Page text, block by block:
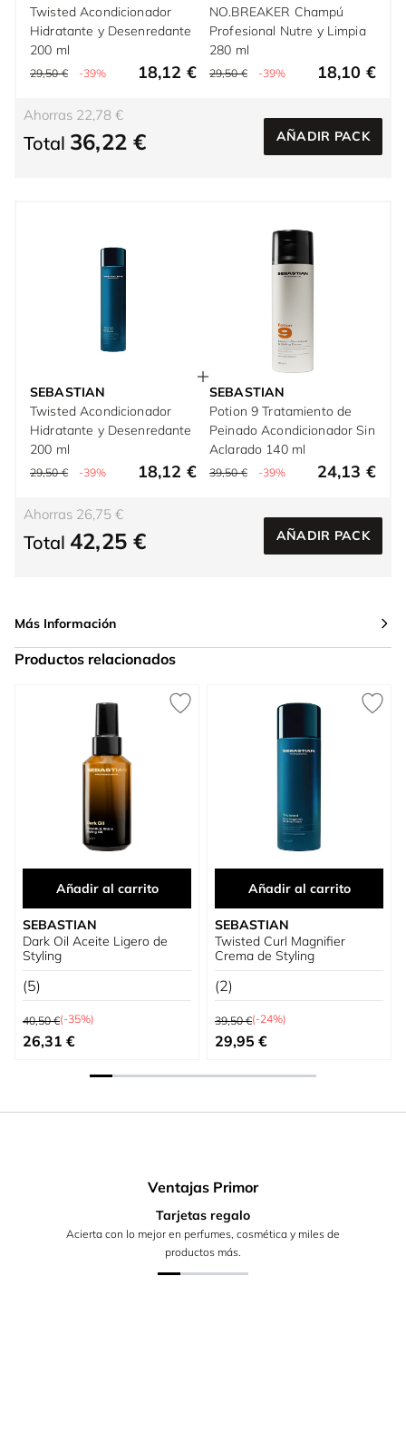
Twisted Acondicionador
Hidratante y Desenredante
200 ml
29,50 € -39% 18,12 €
NO.BREAKER Champú
Profesional Nutre y Limpia
280 ml
29,50 € -39% 18,10 €
Ahorras 22,78 €
Total 36,22 € AÑADIR PACK
SEBASTIAN
Twisted Acondicionador
Hidratante y Desenredante
200 ml
29,50 € -39% 18,12 €
SEBASTIAN
Potion 9 Tratamiento de
Peinado Acondicionador Sin
Aclarado 140 ml
39,50 € -39% 24,13 €
Ahorras 26,75 €
Total 42,25 € AÑADIR PACK
Más Información
Productos relacionados
Añadir al carrito
SEBASTIAN
Dark Oil Aceite Ligero de
Styling
(5)
Precio habitual
40,50 €(-35%)
Precio especial
26,31 €
Añadir al carrito
SEBASTIAN
Twisted Curl Magnifier
Crema de Styling
(2)
Precio habitual
39,50 €(-24%)
Precio especial
29,95 €
Ventajas Primor
Tarjetas regalo
Acierta con lo mejor en perfumes, cosmética y miles de
productos más.